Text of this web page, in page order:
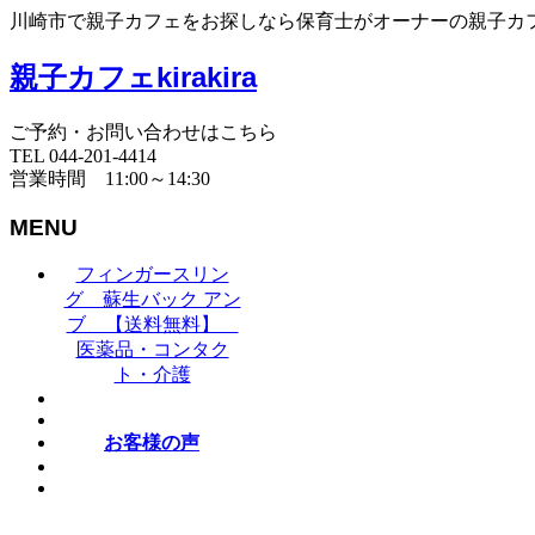
川崎市で親子カフェをお探しなら保育士がオーナーの親子カ
親子カフェkirakira
ご予約・お問い合わせはこちら
TEL 044-201-4414
営業時間 11:00～14:30
MENU
フィンガースリン
グ 蘇生バック アン
ブ 【送料無料】
医薬品・コンタク
ト・介護
お客様の声